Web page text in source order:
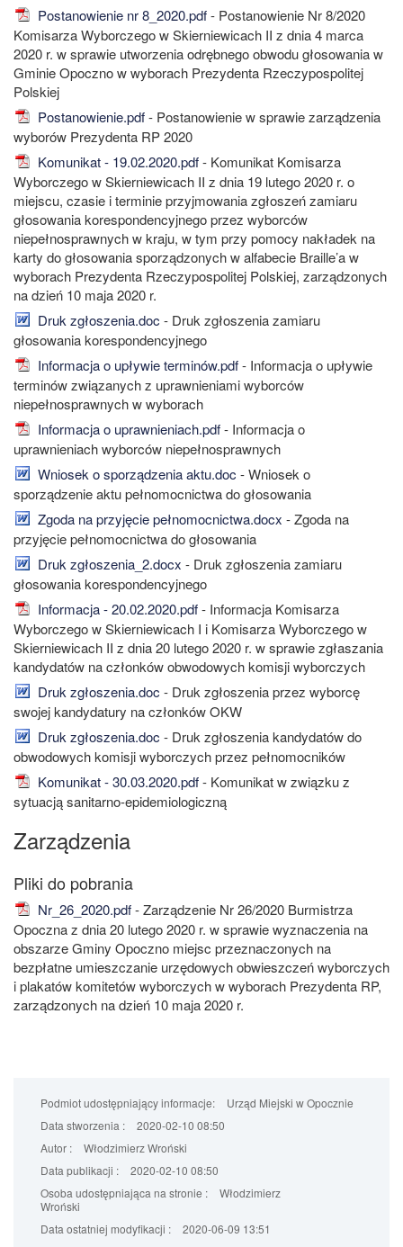
Postanowienie nr 8_2020.pdf- Postanowienie Nr 8/2020
Komisarza Wyborczego w Skierniewicach II z dnia 4 marca
2020 r. w sprawie utworzenia odrębnego obwodu głosowania w
Gminie Opoczno w wyborach Prezydenta Rzeczypospolitej
Polskiej
Postanowienie.pdf- Postanowienie w sprawie zarządzenia
wyborów Prezydenta RP 2020
Komunikat - 19.02.2020.pdf- Komunikat Komisarza
Wyborczego w Skierniewicach II z dnia 19 lutego 2020 r. o
miejscu, czasie i terminie przyjmowania zgłoszeń zamiaru
głosowania korespondencyjnego przez wyborców
niepełnosprawnych w kraju, w tym przy pomocy nakładek na
karty do głosowania sporządzonych w alfabecie Braille’a w
wyborach Prezydenta Rzeczypospolitej Polskiej, zarządzonych
na dzień 10 maja 2020 r.
Druk zgłoszenia.doc - Druk zgłoszenia zamiaru
głosowania korespondencyjnego
Informacja o upływie terminów.pdf- Informacja o upływie
terminów związanych z uprawnieniami wyborców
niepełnosprawnych w wyborach
Informacja o uprawnieniach.pdf- Informacja o
uprawnieniach wyborców niepełnosprawnych
Wniosek o sporządzenia aktu.doc - Wniosek o
sporządzenie aktu pełnomocnictwa do głosowania
Zgoda na przyjęcie pełnomocnictwa.docx - Zgoda na
przyjęcie pełnomocnictwa do głosowania
Druk zgłoszenia_2.docx - Druk zgłoszenia zamiaru
głosowania korespondencyjnego
Informacja - 20.02.2020.pdf- Informacja Komisarza
Wyborczego w Skierniewicach I i Komisarza Wyborczego w
Skierniewicach II z dnia 20 lutego 2020 r. w sprawie zgłaszania
kandydatów na członków obwodowych komisji wyborczych
Druk zgłoszenia.doc - Druk zgłoszenia przez wyborcę
swojej kandydatury na członków OKW
Druk zgłoszenia.doc - Druk zgłoszenia kandydatów do
obwodowych komisji wyborczych przez pełnomocników
Komunikat - 30.03.2020.pdf- Komunikat w związku z
sytuacją sanitarno-epidemiologiczną
Zarządzenia
Nr_26_2020.pdf- Zarządzenie Nr 26/2020 Burmistrza
Opoczna z dnia 20 lutego 2020 r. w sprawie wyznaczenia na
obszarze Gminy Opoczno miejsc przeznaczonych na
bezpłatne umieszczanie urzędowych obwieszczeń wyborczych
i plakatów komitetów wyborczych w wyborach Prezydenta RP,
zarządzonych na dzień 10 maja 2020 r.
Podmiot udostępniający informacje:
Urząd Miejski w Opocznie
Data stworzenia :
2020-02-10 08:50
Autor :
Włodzimierz Wroński
Data publikacji :
2020-02-10 08:50
Osoba udostępniająca na stronie :
Włodzimierz
Wroński
Data ostatniej modyfikacji :
2020-06-09 13:51